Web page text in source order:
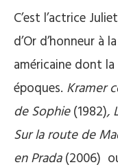
C’est l’actrice
d’Or d’honneur à
américaine dont
époques. Kramer
de Sophie(1982),
Sur la route de
en Prada(2006)